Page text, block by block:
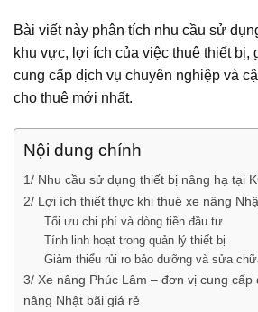
Bài viết này phân tích nhu cầu sử
khu vực, lợi ích của việc thuê thiết bị,
cung cấp dịch vụ chuyên nghiệp và
cho thuê mới nhất.
Nội dung chính
1/ Nhu cầu sử dụng thiết bị nâng hạ tại
2/ Lợi ích thiết thực khi thuê xe nâng
Tối ưu chi phí và dòng tiền đầu tư
Tính linh hoạt trong quản lý thiết bị
Giảm thiểu rủi ro bảo dưỡng và sửa
3/ Xe nâng Phúc Lâm – đơn vị cung cấp
nâng Nhật bãi giá rẻ